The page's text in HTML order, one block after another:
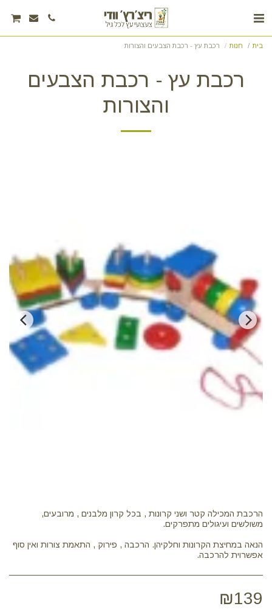
בית חנות רכבת עץ - רכבת הצבעים והצורות
רכבת עץ - רכבת הצבעים
והצורות
הרכבת המכילה קטר ושני קרונות , בכל קרון מלבנים , מרובעים,
הנאה במחיצת הקרונות וחלקיהן. הרכבה , פירוק , התאמת צורות ואין סוף
אפשרוית להרכבה.
₪139